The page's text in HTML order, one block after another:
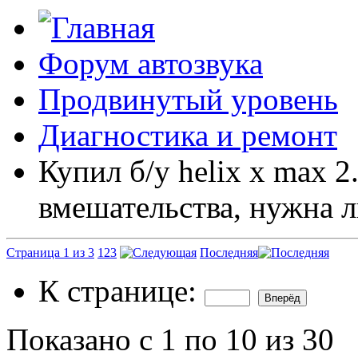
Форум автозвука
Продвинутый уровень
Диагностика и ремонт
Купил б/у helix x max
вмешательства, нужна
Страница 1 из 3 1 23 Последняя
К странице:
Показано с 1 по 10 из 30